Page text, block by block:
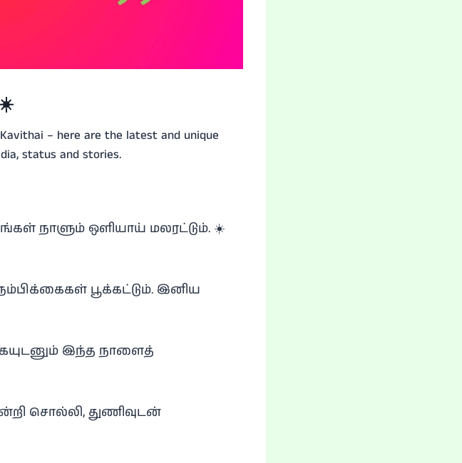
– here are the latest and unique
status and stories.
நாளும் ஒளியாய் மலரட்டும். ☀️
பூக்கட்டும். இனிய
இந்த நாளைத்
சொல்லி, துணிவுடன்